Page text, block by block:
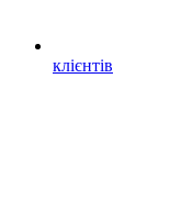
клієнтів